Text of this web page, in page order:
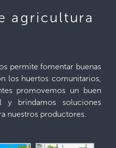
agricultura
permite fomentar buenas
los huertos comunitarios,
promovemos un buen
y brindamos soluciones
nuestros productores.